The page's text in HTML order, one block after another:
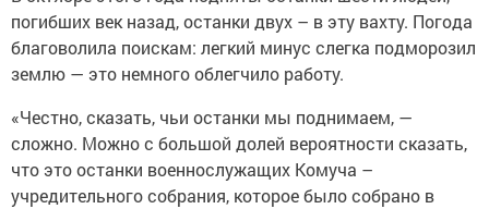
погибших век назад, останки двух – в эту вахту. Погода
благоволила поискам: легкий минус слегка подморозил
землю — это немного облегчило работу.
«Честно, сказать, чьи останки мы поднимаем, —
сложно. Можно с большой долей вероятности сказать,
что это останки военнослужащих Комуча –
учредительного собрания, которое было собрано в